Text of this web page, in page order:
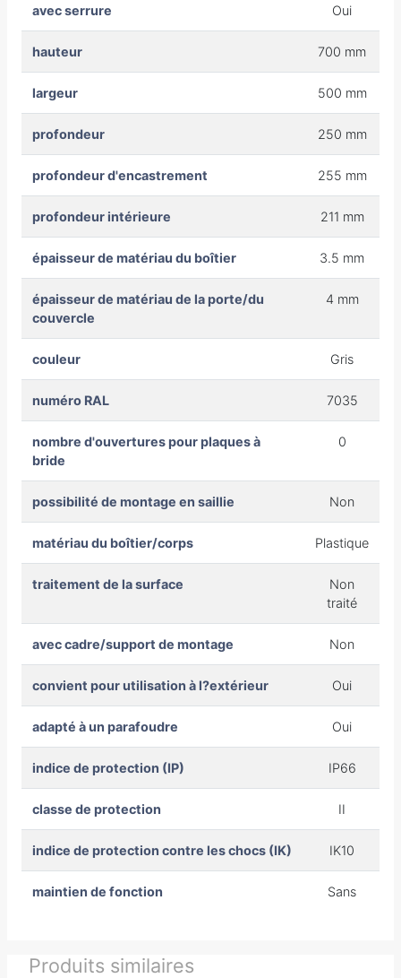
avec serrure Oui
hauteur 700 mm
largeur 500 mm
profondeur 250 mm
profondeur d'encastrement 255 mm
profondeur intérieure 211 mm
épaisseur de matériau du boîtier 3.5 mm
épaisseur de matériau de la porte/du
couvercle
4 mm
couleur Gris
numéro RAL 7035
nombre d'ouvertures pour plaques à
bride
0
possibilité de montage en saillie Non
matériau du boîtier/corps Plastique
traitement de la surface
Non
traité
avec cadre/support de montage Non
convient pour utilisation à l?extérieur Oui
adapté à un parafoudre Oui
indice de protection (IP) IP66
classe de protection II
indice de protection contre les chocs (IK) IK10
maintien de fonction Sans
Produits similaires